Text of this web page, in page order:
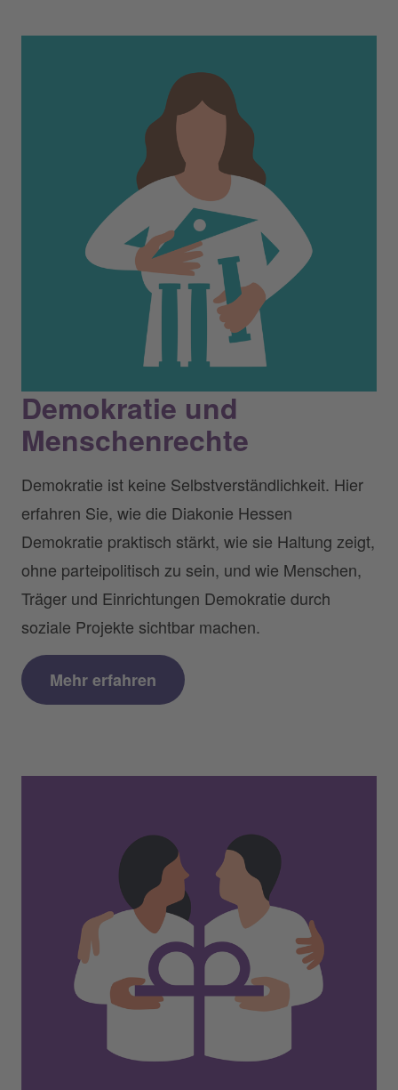
Demokratie und
Menschenrechte
Demokratie ist keine Selbstverständlichkeit. Hier
erfahren Sie, wie die Diakonie Hessen
Demokratie praktisch stärkt, wie sie Haltung zeigt,
ohne parteipolitisch zu sein, und wie Menschen,
Träger und Einrichtungen Demokratie durch
soziale Projekte sichtbar machen.
Mehr erfahren